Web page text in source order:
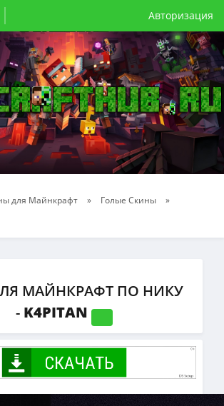
Авторизация
для Майнкрафт » Голые Скины
»
МАЙНКРАФТ ПО НИКУ
- K4PITAN